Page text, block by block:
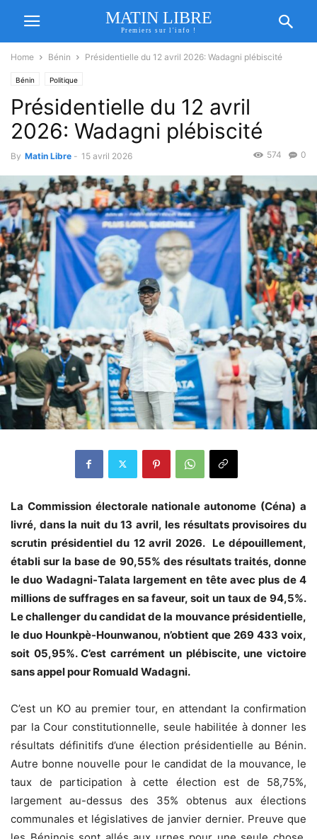
MATIN LIBRE
Premiers sur l'info !
Home Bénin Présidentielle du 12 avril 2026: Wadagni plébiscité
Bénin Politique
Présidentielle du 12 avril
2026: Wadagni plébiscité
By Matin Libre - 15 avril 2026 0
574
La Commission électorale nationale autonome (Céna) a
livré, dans la nuit du 13 avril, les résultats provisoires du
scrutin présidentiel du 12 avril 2026. Le dépouillement,
établi sur la base de 90,55% des résultats traités, donne
le duo Wadagni-Talata largement en tête avec plus de 4
millions de suffrages en sa faveur, soit un taux de 94,5%.
Le challenger du candidat de la mouvance présidentielle,
le duo Hounkpè-Hounwanou, n’obtient que 269 433 voix,
soit 05,95%. C’est carrément un plébiscite, une victoire
sans appel pour Romuald Wadagni.
C’est un KO au premier tour, en attendant la confirmation
par la Cour constitutionnelle, seule habilitée à donner les
résultats définitifs d’une élection présidentielle au Bénin.
Autre bonne nouvelle pour le candidat de la mouvance, le
taux de participation à cette élection est de 58,75%,
largement au-dessus des 35% obtenus aux élections
communales et législatives de janvier dernier. Preuve que